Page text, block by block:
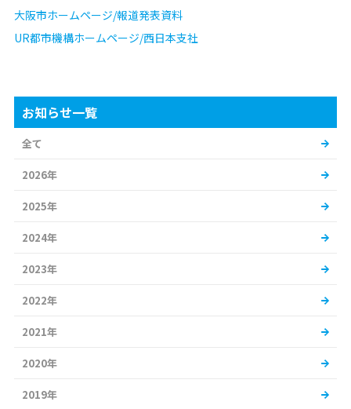
大阪市ホームページ/報道発表資料
UR都市機構ホームページ/西日本支社
お知らせ一覧
全て
2026年
2025年
2024年
2023年
2022年
2021年
2020年
2019年